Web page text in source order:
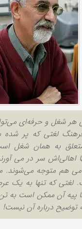
هر شغل و حرفه‌ای
لغتی که پر شده
به همان شغل
اهالی‌اش سر در می
هم متوجه می‌شوند.
لغتی که تنها به یک
پیه آن ممکن است به
توضیح درباره آن نیست!